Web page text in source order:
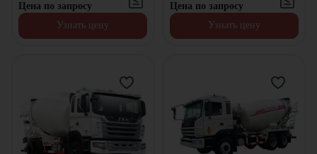
Цена по запросу
Узнать цену
Цена по запросу
Узнать цену